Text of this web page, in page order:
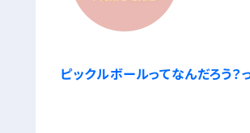
ピックルボールってなんだろう？